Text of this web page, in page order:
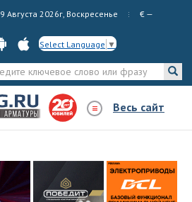
9 Августа 2026г, Воскресенье € —
Select Language ▼
Весь сайт